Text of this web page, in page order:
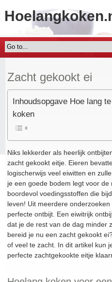
Zacht gekookt ei
Inhoudsopgave Hoe lang te
koken
Niks lekkerder als heerlijk
zacht gekookt eitje. Eieren
logischerwijs veel eiwitten en
je een goede bodem legt voor
boordevol voedingsstoffen die
leven! Uit meerdere
perfecte ontbijt. Een eiwitrijk
dat je de rest van de dag minder
bereid je nu een zacht gekookt
of veel te zacht. In dit artikel kun
perfecte zachtgekookte eitje